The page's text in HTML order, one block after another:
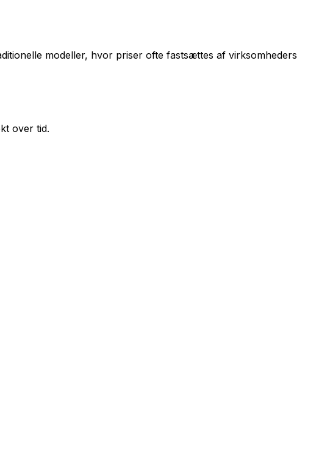
modeller, hvor priser ofte fastsættes af virksomheders
over tid.